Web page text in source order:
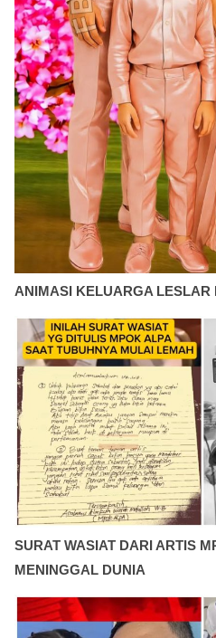
ANIMASI KELUARGA LESLAR
SURAT WASIAT DARI ARTIS
MENINGGAL DUNIA